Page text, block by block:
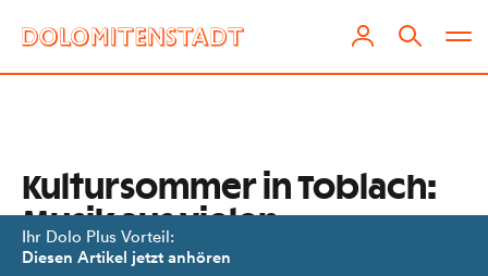
Ihr Dolo Plus Vorteil:
Diesen Artikel jetzt anhören
Kultursommer in Toblach:
Musik aus vielen
Richtungen